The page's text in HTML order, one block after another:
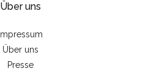
Über uns
Impressum
Über uns
Presse